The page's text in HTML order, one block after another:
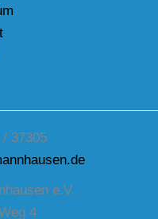
/ 37305
e.V.
4